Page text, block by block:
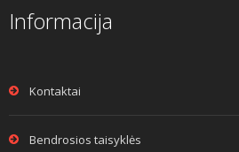
Informacija
Kontaktai
Bendrosios taisyklės